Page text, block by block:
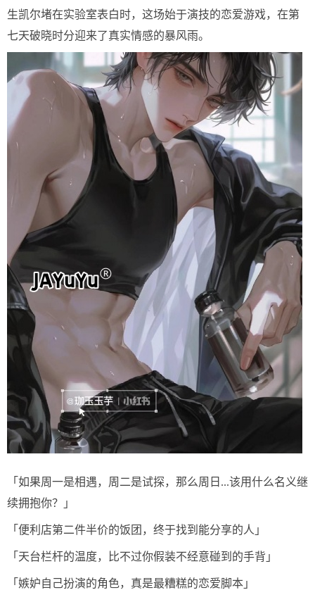
生凯尔堵在实验室表白时，这场始于演技的恋爱游戏，在第
七天破晓时分迎来了真实情感的暴风雨。
「如果周一是相遇，周二是试探，那么周日...该用什么名义继
续拥抱你？」
「便利店第二件半价的饭团，终于找到能分享的人」
「天台栏杆的温度，比不过你假装不经意碰到的手背」
「嫉妒自己扮演的角色，真是最糟糕的恋爱脚本」